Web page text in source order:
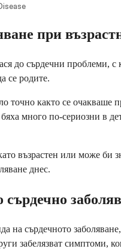
при
до сърдечни проблеми,
се родите.
точно както се
много по-сериозни в
възрастен или може би
днес.
на сърдечното
забелязват симптоми,